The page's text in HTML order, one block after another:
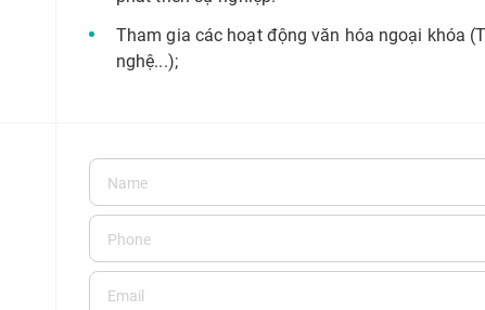
Tham gia các hoạt động văn hóa ngoại khóa
nghệ...);